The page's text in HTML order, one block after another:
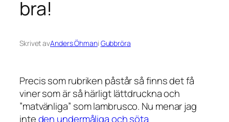
bra!
Skrivet avAnders Öhmani Gubbröra
Precis som rubriken påstår så finns det få
viner som är så härligt lättdruckna och
”matvänliga” som lambrusco. Nu menar jag
inteden undermåliga och söta